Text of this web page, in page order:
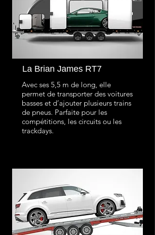
La Brian James RT7
Avec ses 5,5 m de long, elle
permet de transporter des voitures
basses et d’ajouter plusieurs trains
de pneus. Parfaite pour les
compétitions, les circuits ou les
trackdays.